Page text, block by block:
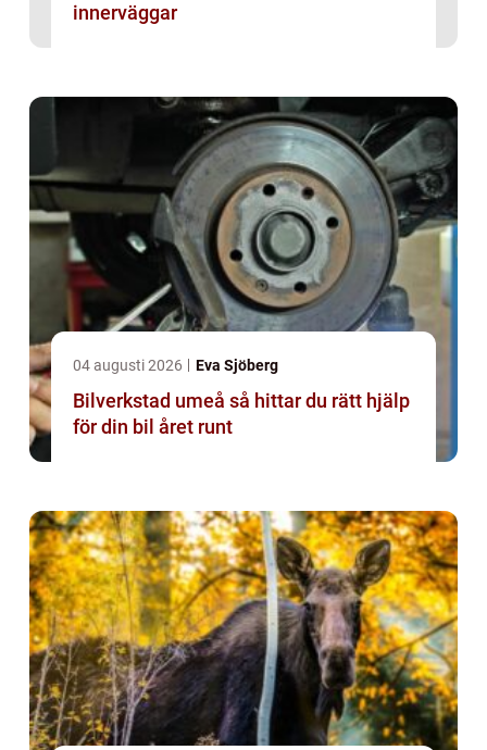
innerväggar
04 augusti 2026 Eva Sjöberg
Bilverkstad umeå så hittar du rätt hjälp
för din bil året runt